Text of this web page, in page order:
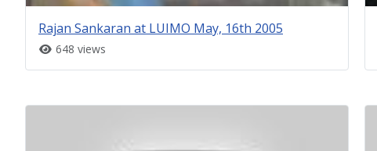
Rajan Sankaran at LUIMO May, 16th 2005
648 views